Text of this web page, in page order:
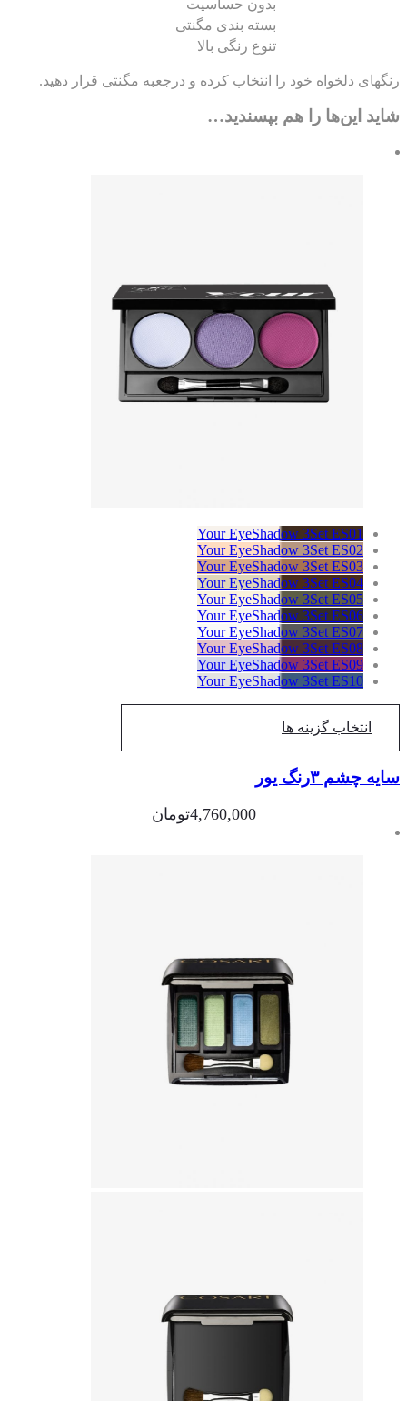
بدون حساسیت
بسته بندی مگنتی
تنوع رنگی بالا
دلخواه خود را انتخاب کرده و درجعبه مگنتی قرار دهید.
این‌ها را هم بپسندید…
Your EyeShadow 3Set ES01
Your EyeShadow 3Set ES02
Your EyeShadow 3Set ES03
Your EyeShadow 3Set ES04
Your EyeShadow 3Set ES05
Your EyeShadow 3Set ES06
Your EyeShadow 3Set ES07
Your EyeShadow 3Set ES08
Your EyeShadow 3Set ES09
Your EyeShadow 3Set ES10
انتخاب گزینه ها
چشم ۳رنگ یور
4,760,000تومان